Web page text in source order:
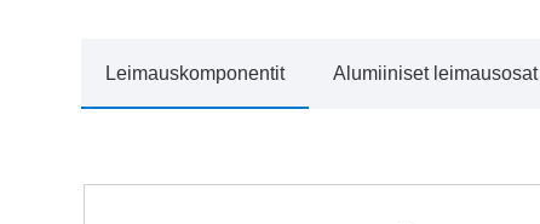
Leimauskomponentit Alumiiniset leimausosat